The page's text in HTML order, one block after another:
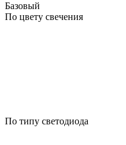
Базовый
По цвету свечения
По типу светодиода